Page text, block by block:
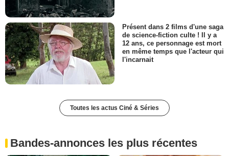
Présent dans 2 films d'une saga
de science-fiction culte ! Il y a
12 ans, ce personnage est mort
en même temps que l'acteur qui
l'incarnait
Toutes les actus Ciné & Séries
Bandes-annonces les plus récentes